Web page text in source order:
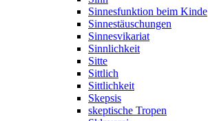
Sinnesfunktion beim Kinde
Sinnestäuschungen
Sinnesvikariat
Sinnlichkeit
Sitte
Sittlich
Sittlichkeit
Skepsis
skeptische Tropen